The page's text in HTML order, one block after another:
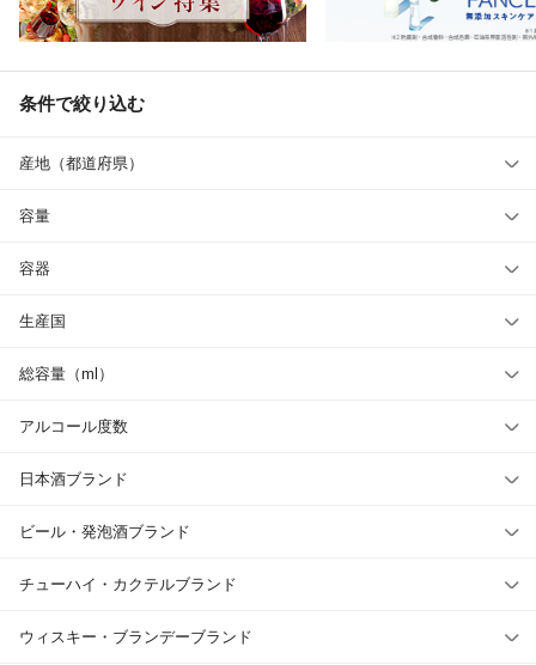
条件で絞り込む
産地（都道府県）
容量
容器
生産国
総容量（ml）
アルコール度数
日本酒ブランド
ビール・発泡酒ブランド
チューハイ・カクテルブランド
ウィスキー・ブランデーブランド